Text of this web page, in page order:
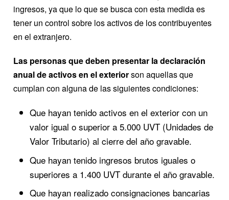
ingresos, ya que lo que se busca con esta medida es
tener un control sobre los activos de los contribuyentes
en el extranjero.
Las personas que deben presentar la declaración
anual de activos en el exteriorson aquellas que
cumplan con alguna de las siguientes condiciones:
Que hayan tenido activos en el exterior con un
valor igual o superior a 5.000 UVT (Unidades de
Valor Tributario) al cierre del año gravable.
Que hayan tenido ingresos brutos iguales o
superiores a 1.400 UVT durante el año gravable.
Que hayan realizado consignaciones bancarias